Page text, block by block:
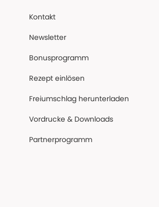
Kontakt
Newsletter
Bonusprogramm
Rezept einlösen
Freiumschlag herunterladen
Vordrucke & Downloads
Partnerprogramm